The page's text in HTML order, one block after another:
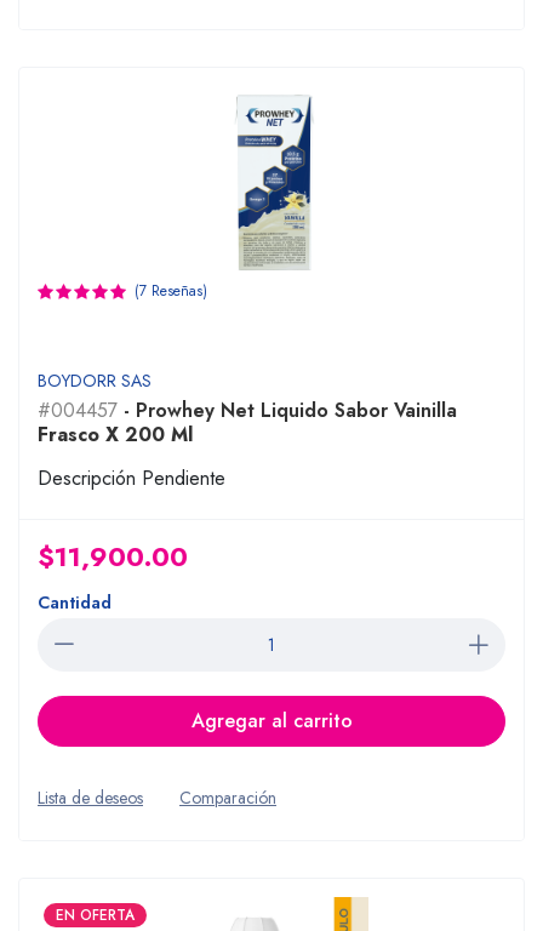
(7 Reseñas)
BOYDORR SAS
#004457 - Prowhey Net Liquido Sabor Vainilla
Frasco X 200 Ml
Descripción Pendiente
$11,900.00
Cantidad
Agregar al carrito
Lista de deseos Comparación
EN OFERTA